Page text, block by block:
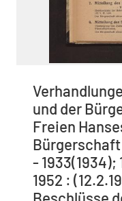
und der
Freien
Bürgerschaft
- 1933(1934);
1952 :